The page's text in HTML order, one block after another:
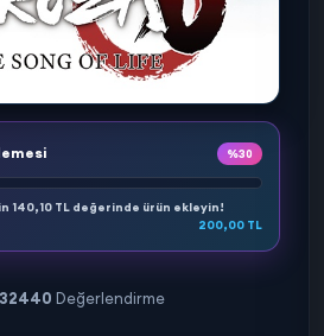
%30
140,10 TL değerinde ürün ekleyin!
200,00 TL
32440 Değerlendirme